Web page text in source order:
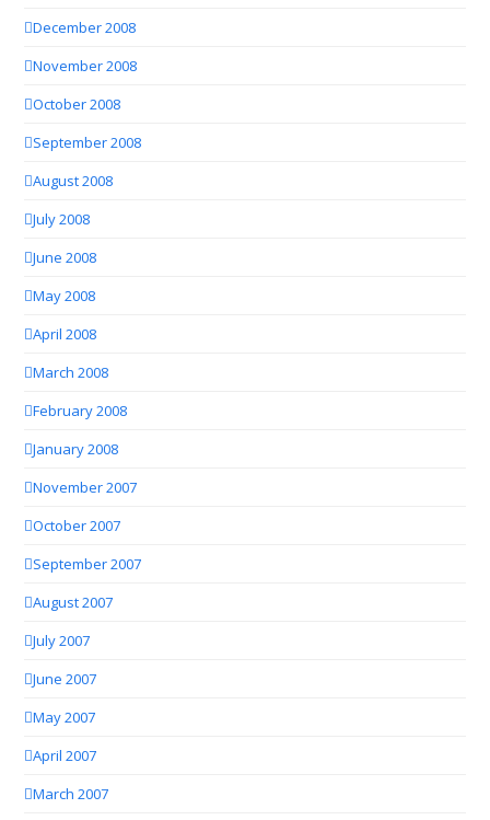
December 2008
November 2008
October 2008
September 2008
August 2008
July 2008
June 2008
May 2008
April 2008
March 2008
February 2008
January 2008
November 2007
October 2007
September 2007
August 2007
July 2007
June 2007
May 2007
April 2007
March 2007